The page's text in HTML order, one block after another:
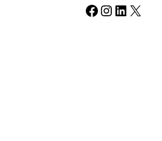
Facebook Instagram LinkedIn X